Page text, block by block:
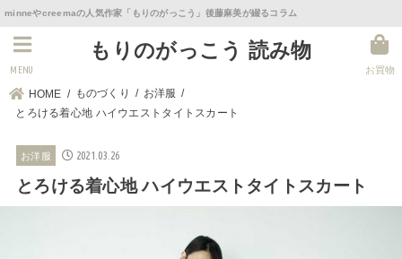
minneやcreemaの人気作家「もりのがっこう」後藤麻美が綴るコラム
もりのがっこう 読み物
お買物
MENU
HOME ものづくり
お洋服
とろける着心地 ハイウエストタイトスカート
お洋服 2021.03.26
とろける着心地 ハイウエストタイトスカート